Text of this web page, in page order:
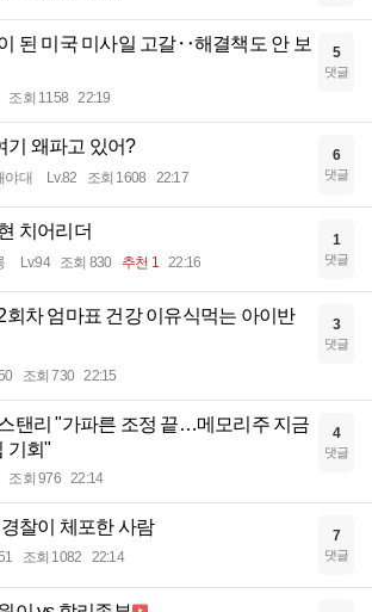
된 미국 미사일 고갈‥해결책도 안 보
조회 1158 22:19
5
댓글
기 왜파고 있어?
야대 Lv.82 조회 1608 22:17
6
댓글
치어리더
Lv.94 조회 830 추천 1 22:16
1
댓글
회차 엄마표 건강 이유식먹는 아이반
조회 730 22:15
3
댓글
탠리 "가파른 조정 끝…메모리주 지금
기회"
조회 976 22:14
4
댓글
찰이 체포한 사람
조회 1082 22:14
7
댓글